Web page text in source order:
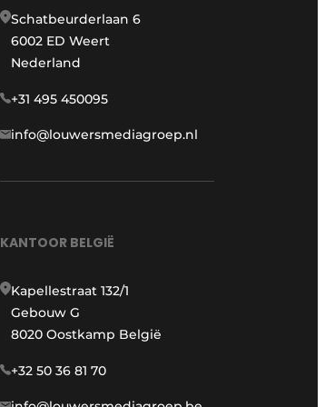
Schatbeurderlaan 6
6002 ED Weert
Nederland
+31 495 450095
info@louwersmediagroep.nl
KANTOOR BELGIË
Kapellestraat 132/1
Gebouw G
8020 Oostkamp België
+32 50 36 81 70